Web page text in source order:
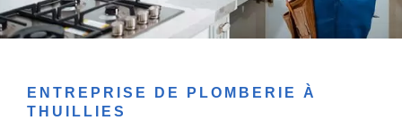
ENTREPRISE DE PLOMBERIE À
THUILLIES